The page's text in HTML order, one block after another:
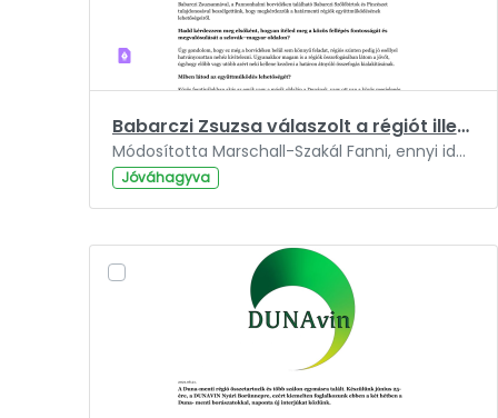
Babarczi Zsuzsa válaszolt a régiót illető kérdéseinkre.pdf
Módosította Marschall-Szakál Fanni, ennyi ideje: 3 év.
Jóváhagyva